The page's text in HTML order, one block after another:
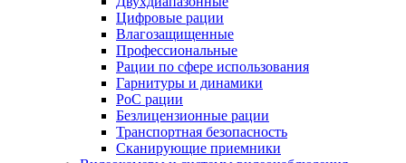
Цифровые рации
Влагозащищенные
Профессиональные
Рации по сфере использования
Гарнитуры и динамики
PoC рации
Безлицензионные рации
Транспортная безопасность
Сканирующие приемники